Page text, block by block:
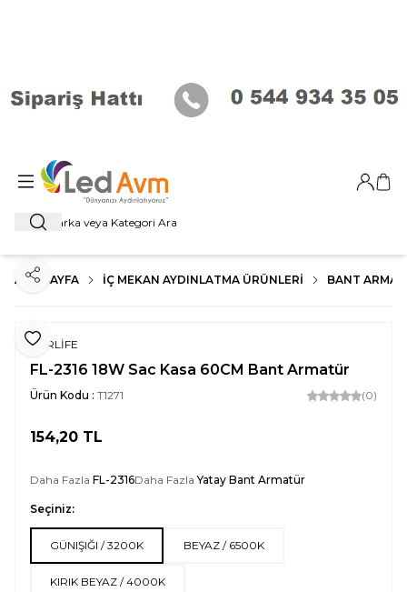
Ara
Giriş
ANA SAYFA İÇ MEKAN AYDINLATMA ÜRÜNLERI BANT
Favoriye Ekle
Paylaş
FORLİFE
FL-2316 18W Sac Kasa 60CM Bant Armatür
Ürün Kodu : T1271 (0)
154,20 TL
Daha Fazla FL-2316Daha FazlaYatay Bant Armatür
Seçiniz:
GÜNIŞIĞI / 3200K BEYAZ / 6500K
KIRIK BEYAZ / 4000K